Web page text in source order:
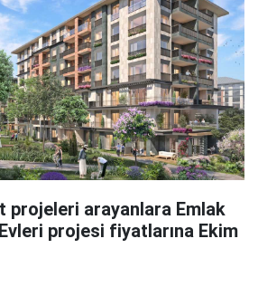
projeleri arayanlara Emlak
projesi fiyatlarına Ekim